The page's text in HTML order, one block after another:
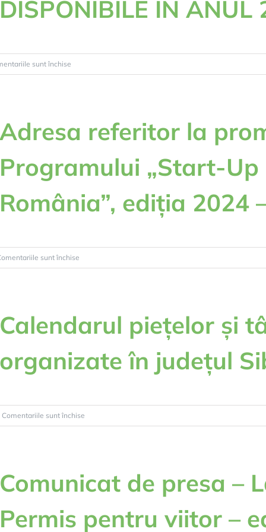
DISPONIBILE IN ANUL
sunt închise
ANUNT
SUPRAFETELOR
DE
DISPONIBILE
IN
2026
Adresa referitor la
Programului „Start-Up
România”, ediția 2024
sunt închise
Adresa
promovarea
Programului
Up
Nation
ediția
2024
Calendarul piețelor și
organizate în județul
Comentariile sunt închise
Calendarul
organizate
județul
Sibiu
Comunicat de presa –
Permis pentru viitor –